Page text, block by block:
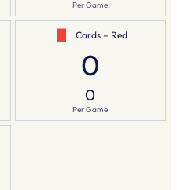
Per Game
Cards – Red
0
0
Per Game